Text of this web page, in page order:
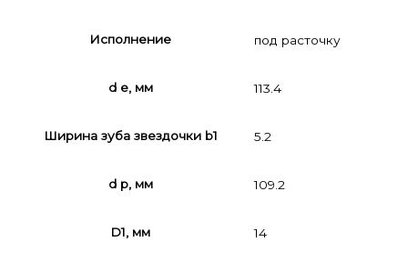
Исполнение под расточку
d e, мм 113.4
Ширина зуба звездочки b1 5.2
d p, мм 109.2
D1, мм 14